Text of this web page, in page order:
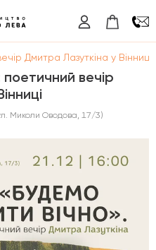
Дмитра Лазуткіна у Вінниці
вечір
Миколи Оводова, 17/3)